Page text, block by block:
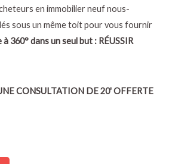
en immobilier neuf nous-
sous un même toit pour vous fournir
360° dans un seul but : RÉUSSIR
CONSULTATION DE 20' OFFERTE